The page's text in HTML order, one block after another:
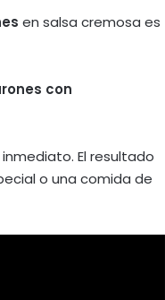
en salsa cremosa es
con
El resultado
o una comida de